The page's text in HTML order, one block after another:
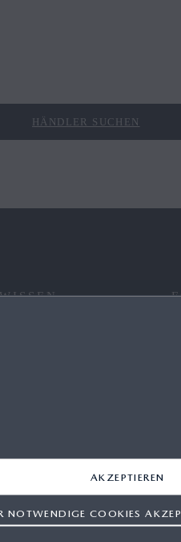
HÄNDLER SUCHEN
NOTWENDIGE COOKIES
AKZEPTIEREN